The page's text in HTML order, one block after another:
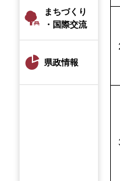
まちづくり
・国際交流
県政情報